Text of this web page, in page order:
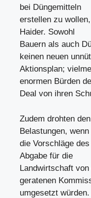
bei Düngemitteln
erstellen zu
Haider. Sowohl
Bauern als auch
keinen neuen
Aktionsplan;
enormen Bürden
Deal von ihren
Zudem drohten
Belastungen, wenn
die Vorschläge
Abgabe für die
Landwirtschaft
geratenen
umgesetzt